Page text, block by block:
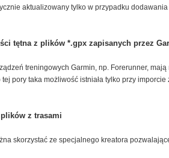
aktualizowany tylko w przypadku
tętna z plików *.gpx zapisanych przez
treningowych Garmin, np. Forerunner,
pory taka możliwość istniała tylko przy
z trasami
skorzystać ze specjalnego kreatora